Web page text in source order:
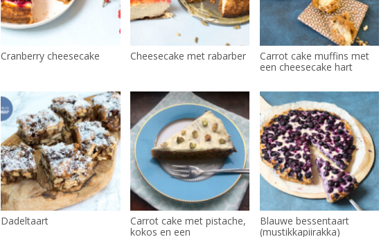
Cranberry cheesecake Cheesecake met rabarber
Carrot cake muffins met
een cheesecake hart
Dadeltaart
Carrot cake met pistache,
kokos en een
Blauwe bessentaart
(mustikkapiirakka)